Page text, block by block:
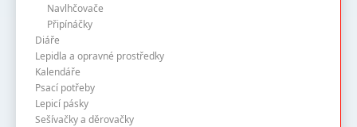
Navlhčovače
Připínáčky
Diáře
Lepidla a opravné prostředky
Kalendáře
Psací potřeby
Lepicí pásky
Sešívačky a děrovačky